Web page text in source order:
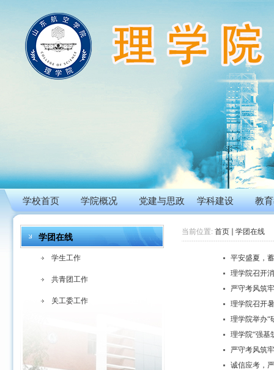
学校首页 学院概况 党建与思政 学科建设 教
学团在线
学生工作
共青团工作
关工委工作
当前位置: 首页 学团在线
平安盛夏，
理学院召开
严守考风筑
理学院召开
理学院举办“
理学院“强基
严守考风筑
诚信应考，